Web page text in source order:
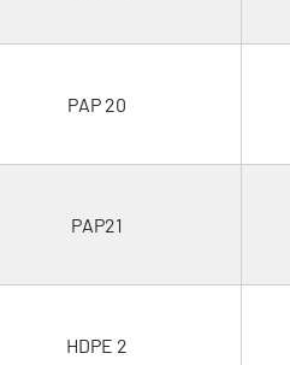
PAP 20
PAP21
HDPE 2